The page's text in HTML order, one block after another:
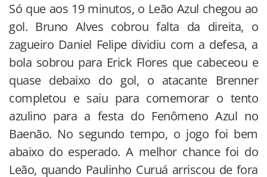
Só que aos 19 minutos, o Leão Azul chegou ao
gol. Bruno Alves cobrou falta da direita, o
zagueiro Daniel Felipe dividiu com a defesa, a
bola sobrou para Erick Flores que cabeceou e
quase debaixo do gol, o atacante Brenner
completou e saiu para comemorar o tento
azulino para a festa do Fenômeno Azul no
Baenão. No segundo tempo, o jogo foi bem
abaixo do esperado. A melhor chance foi do
Leão, quando Paulinho Curuá arriscou de fora